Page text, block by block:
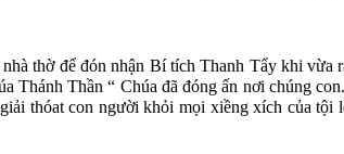
thờ để đón nhận Bí tích Thanh Tẩy khi
Thánh Thần “ Chúa đã đóng ấn nơi chúng
thóat con người khỏi mọi xiềng xích của